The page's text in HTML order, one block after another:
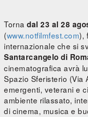
Torna dal 23 al 28
(www.notfilmfest.com),
internazionale che si
Santarcangelo di
cinematografica avrà
Spazio Sferisterio (Via
emergenti, veterani e
ambiente rilassato,
di cinema, musica e